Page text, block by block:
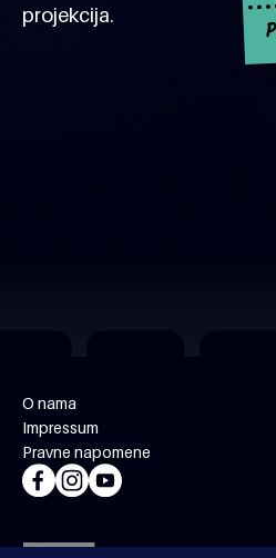
projekcija.
O nama
Impressum
Pravne napomene